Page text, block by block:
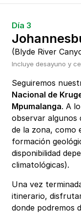
Día 3
(Blyde River
Incluye desayuno y
Seguiremos
Nacional de
Mpumalanga. A
observar algunos
de la zona, como
formación
disponibilidad
climatológicas).
Una vez
itinerario,
donde podremos